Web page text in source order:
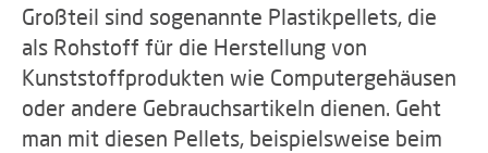
Großteil sind sogenannte Plastikpellets, die
als Rohstoff für die Herstellung von
Kunststoffprodukten wie Computergehäusen
oder andere Gebrauchsartikeln dienen. Geht
man mit diesen Pellets, beispielsweise beim